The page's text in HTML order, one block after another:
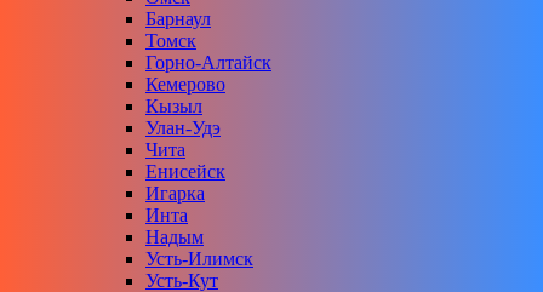
Барнаул
Томск
Горно-Алтайск
Кемерово
Кызыл
Улан-Удэ
Чита
Енисейск
Игарка
Инта
Надым
Усть-Илимск
Усть-Кут